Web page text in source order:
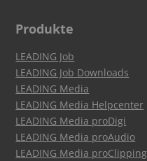
Produkte
LEADING Job
LEADING Job Downloads
LEADING Media
LEADING Media Helpcenter
LEADING Media proDigi
LEADING Media proAudio
LEADING Media proClipping